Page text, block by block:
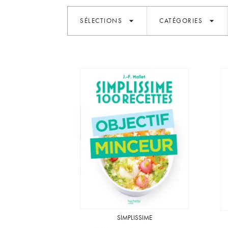
SÉLECTIONS arrow_drop_down CATÉGORIES arrow_drop_down
SIMPLISSIME